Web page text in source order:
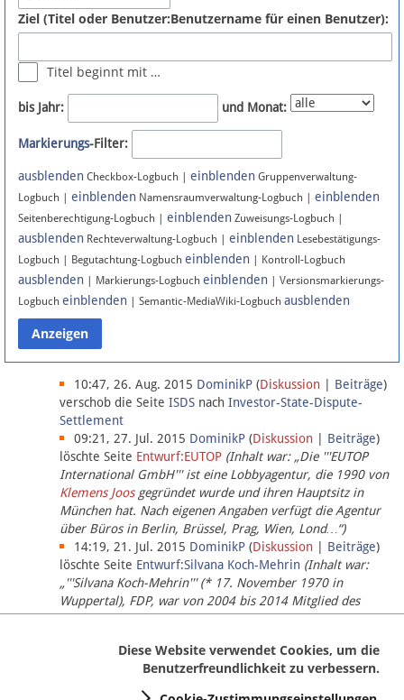
Newsletter
Bluesky
Facebook
Instagram
Anmelden
Datenschutz
Über Lobbypedia
Impressum
Ziel (Titel oder Benutzer:Benutzername für einen Benutzer):
Titel beginnt mit …
bis Jahr: und Monat:
Markierungs-Filter:
ausblenden Checkbox-Logbuch | einblenden Gruppenverwaltung-
Logbuch | einblenden Namensraumverwaltung-Logbuch | einblenden
Seitenberechtigung-Logbuch | einblenden Zuweisungs-Logbuch |
ausblenden Rechteverwaltung-Logbuch | einblenden Lesebestätigungs-
Logbuch | Begutachtung-Logbuch einblenden | Kontroll-Logbuch
ausblenden | Markierungs-Logbuch einblenden | Versionsmarkierungs-
Logbuch einblenden | Semantic-MediaWiki-Logbuch ausblenden
10:47, 26. Aug. 2015 DominikP (Diskussion Beiträge)
verschob die Seite ISDS nach Investor-State-Dispute-
Settlement
09:21, 27. Jul. 2015 DominikP (Diskussion Beiträge)
löschte Seite Entwurf:EUTOP (Inhalt war: „Die '''EUTOP
International GmbH''' ist eine Lobbyagentur, die 1990 von
Klemens Joosgegründet wurde und ihren Hauptsitz in
München hat. Nach eigenen Angaben verfügt die Agentur
über Büros in Berlin, Brüssel, Prag, Wien, Lond…“)
14:19, 21. Jul. 2015 DominikP (Diskussion Beiträge)
löschte Seite Entwurf:Silvana Koch-Mehrin (Inhalt war:
„'''Silvana Koch-Mehrin''' (* 17. November 1970 in
Wuppertal), FDP, war von 2004 bis 2014 Mitglied des
Europäischen Parlaments, seit November 2014 ist sie für
Diese Website verwendet Cookies, um die
Benutzerfreundlichkeit zu verbessern.